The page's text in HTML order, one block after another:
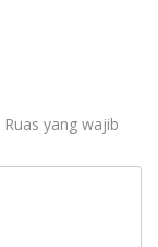
Ruas yang wajib